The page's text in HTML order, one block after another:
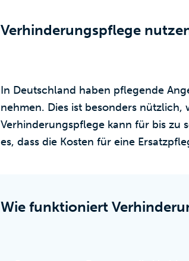
Verhinderungspflege
In Deutschland haben pflegende
nehmen. Dies ist besonders
Verhinderungspflege kann für bis zu
es, dass die Kosten für eine
Wie funktioniert